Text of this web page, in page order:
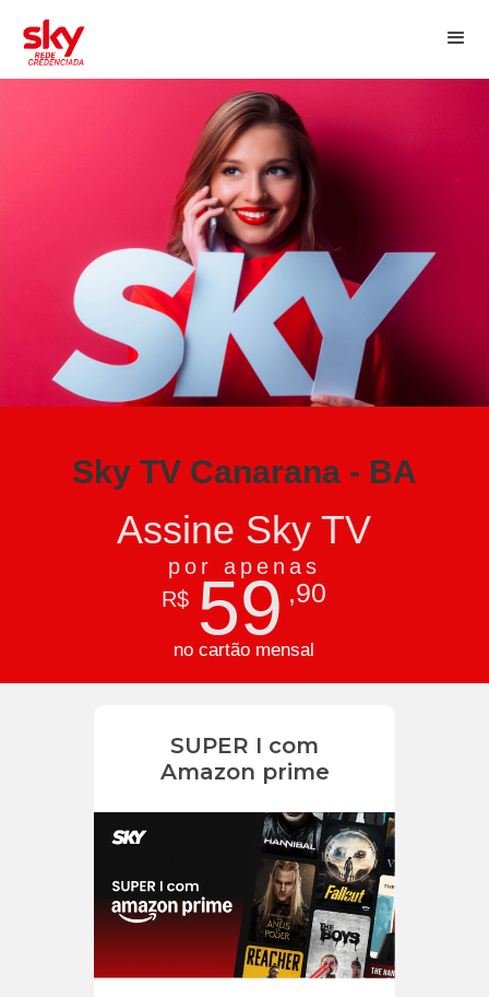
Sky TV Canarana - BA
Assine Sky TV
por apenas
R$ 59 ,90
no cartão mensal
SUPER I com
Amazon prime